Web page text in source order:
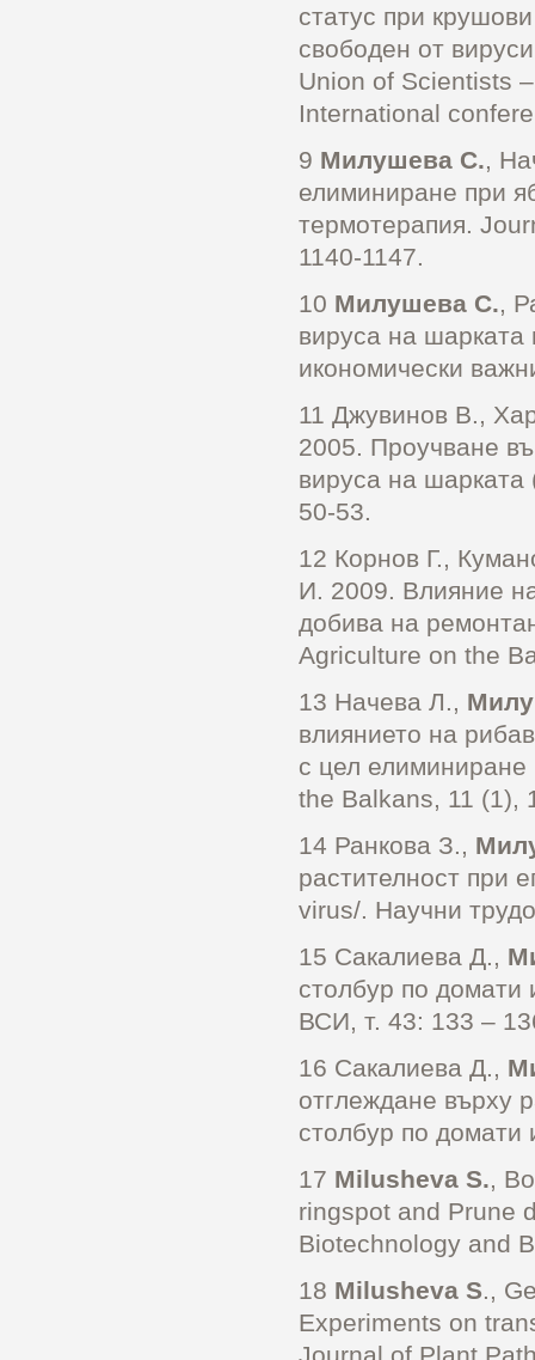
статус при
свободен от
Union of Scientists
International
9 Милушева С.,
елиминиране при
термотерапия.
1140-1147.
10 Милушева С.,
вируса на шарката
икономически
11 Джувинов В.,
2005. Проучване
вируса на
50-53.
12 Корнов Г.,
И. 2009. Влияние
добива на
Agriculture on the
13 Начева Л.,
влиянието на
с цел
the Balkans, 11 (1),
14 Ранкова З.,
растителност при
virus/. Научни
15 Сакалиева Д.,
столбур по
ВСИ, т. 43: 133 –
16 Сакалиева Д.,
отглеждане върху
столбур по
17 Milusheva S.,
ringspot and Prune
Biotechnology and
18 Milusheva S.,
Experiments on